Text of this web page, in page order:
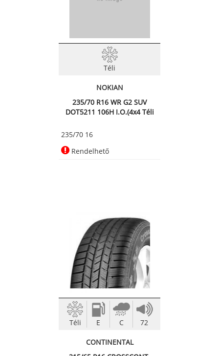
Téli
NOKIAN
235/70 R16 WR G2 SUV
DOT5211 106H I.O.(4x4 Téli
235/70 16
Rendelhető
Téli E C 72
CONTINENTAL